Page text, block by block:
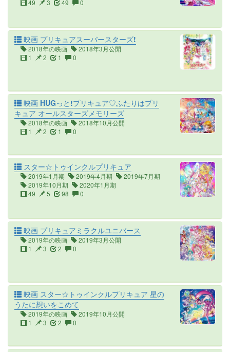
49 3 49 0
映画 プリキュアスーパースターズ!
2018年の映画
2018年3月公開
1
2 1 0
映画 HUGっと!プリキュア♡ふたりはプリ
キュア オールスターズメモリーズ
2018年の映画
2018年10月公開
1
2 1 0
スター☆トゥインクルプリキュア
2019年1月期 2019年4月期
2019年7月期
2019年10月期
2020年1月期
49
5 98 0
映画 プリキュアミラクルユニバース
2019年の映画
2019年3月公開
1
3 2 0
映画 スター☆トゥインクルプリキュア 星の
うたに想いをこめて
2019年の映画
2019年10月公開
1
3 2 0